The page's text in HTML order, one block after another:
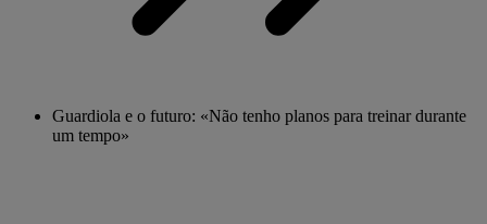
Guardiola e o futuro: «Não tenho planos para treinar durante
um tempo»